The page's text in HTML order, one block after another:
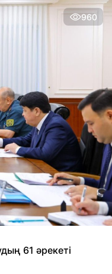
960
61 әрекеті